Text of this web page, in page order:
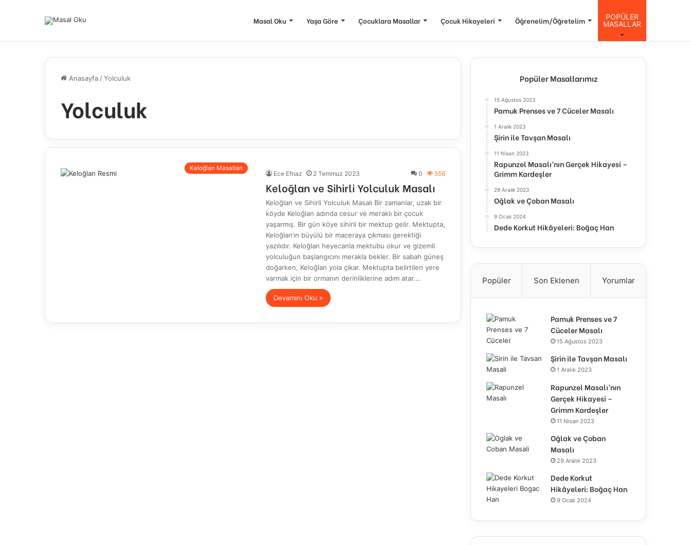
Masal Oku Yaşa Göre Çocuklara Masallar Çocuk Hikayeleri Öğrenelim/Öğretelim
POPÜLER
MASALLAR
Anasayfa /Yolculuk
Yolculuk
Keloğlan Masalları
Ece Efnaz 2 Temmuz 2023 0 556
Keloğlan ve Sihirli Yolculuk Masalı
Keloğlan ve Sihirli Yolculuk Masalı Bir zamanlar, uzak bir
köyde Keloğlan adında cesur ve meraklı bir çocuk
yaşarmış. Bir gün köye sihirli bir mektup gelir. Mektupta,
Keloğlan’ın büyülü bir maceraya çıkması gerektiği
yazılıdır. Keloğlan heyecanla mektubu okur ve gizemli
yolculuğun başlangıcını merakla bekler. Bir sabah güneş
doğarken, Keloğlan yola çıkar. Mektupta belirtilen yere
varmak için bir ormanın derinliklerine adım atar.…
Devamını Oku »
Popüler Masallarımız
15 Ağustos 2023
Pamuk Prenses ve 7 Cüceler Masalı
1 Aralık 2023
Şirin ile Tavşan Masalı
11 Nisan 2023
Rapunzel Masalı’nın Gerçek Hikayesi –
Grimm Kardeşler
29 Aralık 2023
Oğlak ve Çoban Masalı
9 Ocak 2024
Dede Korkut Hikâyeleri: Boğaç Han
Popüler Son Eklenen Yorumlar
Pamuk Prenses ve 7
Cüceler Masalı
15 Ağustos 2023
Şirin ile Tavşan Masalı
1 Aralık 2023
Rapunzel Masalı’nın
Gerçek Hikayesi –
Grimm Kardeşler
11 Nisan 2023
Oğlak ve Çoban
Masalı
29 Aralık 2023
Dede Korkut
Hikâyeleri: Boğaç Han
9 Ocak 2024